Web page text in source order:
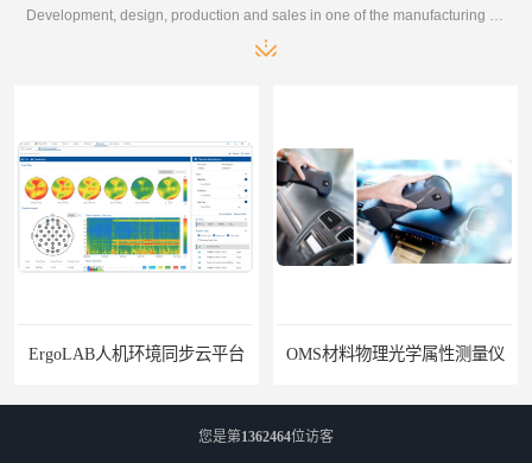
Development, design, production and sales in one of the manufacturing enterprises
ErgoLAB人机环境同步云平台 OMS材料物理光学属性测量仪
您是第1362464位访客